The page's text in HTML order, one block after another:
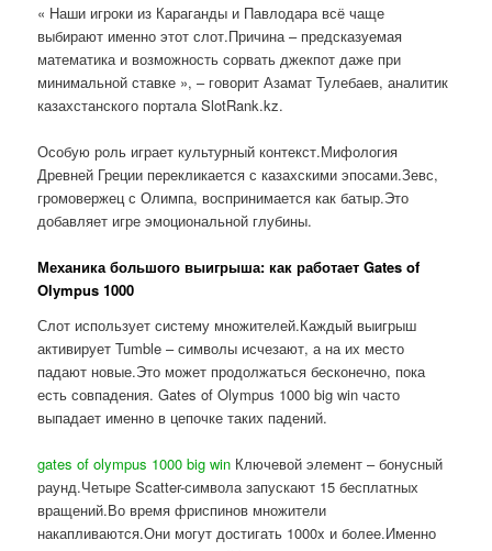
« Наши игроки из Караганды и Павлодара всё чаще
выбирают именно этот слот.Причина – предсказуемая
математика и возможность сорвать джекпот даже при
минимальной ставке », – говорит Азамат Тулебаев, аналитик
казахстанского портала SlotRank.kz.
Особую роль играет культурный контекст.Мифология
Древней Греции перекликается с казахскими эпосами.Зевс,
громовержец с Олимпа, воспринимается как батыр.Это
добавляет игре эмоциональной глубины.
Механика большого выигрыша: как работает Gates of
Olympus 1000
Слот использует систему множителей.Каждый выигрыш
активирует Tumble – символы исчезают, а на их место
падают новые.Это может продолжаться бесконечно, пока
есть совпадения. Gates of Olympus 1000 big win часто
выпадает именно в цепочке таких падений.
gates of olympus 1000 big win Ключевой элемент – бонусный
раунд.Четыре Scatter-символа запускают 15 бесплатных
вращений.Во время фриспинов множители
накапливаются.Они могут достигать 1000x и более.Именно